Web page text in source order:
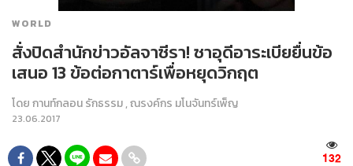
WORLD
สั่งปิดสำนักข่าวอัลจาซีรา! ซาอุดีอาระเบียยื่นข้อ
เสนอ 13 ข้อต่อกาตาร์เพื่อหยุดวิกฤต
โดยกานท์กลอน รักธรรม,ณรงค์กร มโนจันทร์เพ็ญ
23.06.2017
132